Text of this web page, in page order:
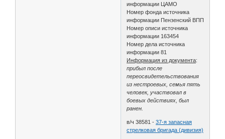
информации ЦАМО
Номер фонда источника
информации Пензенский ВПП
Номер описи источника
информации 163454
Номер дела источника
информации 81
Информация из документа:
прибыл после
переосвидетельствования
из нестроевых, семья пять
человек, участвовал в
боевых действиях, был
ранен.
в/ч 38581 -37-я запасная
стрелковая бригада (дивизия)